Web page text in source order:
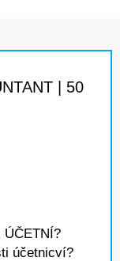
| 50
ÚČETNÍ?
účetnicví?